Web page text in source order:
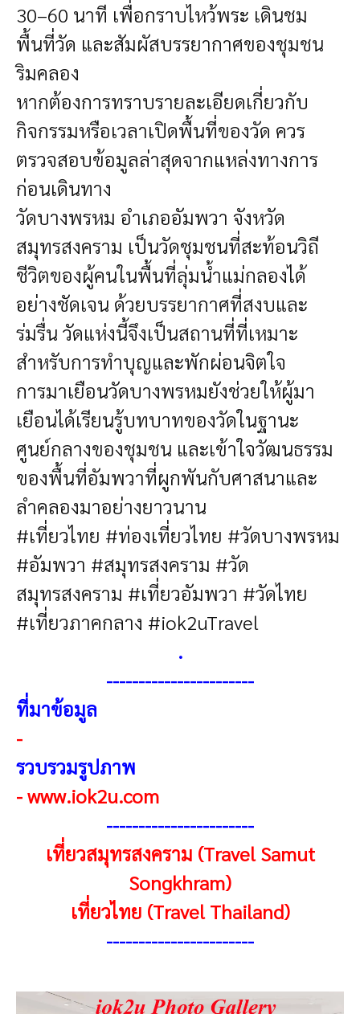
30–60 นาที เพื่อกราบไหว้พระ เดินชม
พื้นที่วัด และสัมผัสบรรยากาศของชุมชน
ริมคลอง
หากต้องการทราบรายละเอียดเกี่ยวกับ
กิจกรรมหรือเวลาเปิดพื้นที่ของวัด ควร
ตรวจสอบข้อมูลล่าสุดจากแหล่งทางการ
ก่อนเดินทาง
วัดบางพรหม อำเภออัมพวา จังหวัด
สมุทรสงคราม เป็นวัดชุมชนที่สะท้อนวิถี
ชีวิตของผู้คนในพื้นที่ลุ่มน้ำแม่กลองได้
อย่างชัดเจน ด้วยบรรยากาศที่สงบและ
ร่มรื่น วัดแห่งนี้จึงเป็นสถานที่ที่เหมาะ
สำหรับการทำบุญและพักผ่อนจิตใจ
การมาเยือนวัดบางพรหมยังช่วยให้ผู้มา
เยือนได้เรียนรู้บทบาทของวัดในฐานะ
ศูนย์กลางของชุมชน และเข้าใจวัฒนธรรม
ของพื้นที่อัมพวาที่ผูกพันกับศาสนาและ
ลำคลองมาอย่างยาวนาน
#เที่ยวไทย #ท่องเที่ยวไทย #วัดบางพรหม
#อัมพวา #สมุทรสงคราม #วัด
สมุทรสงคราม #เที่ยวอัมพวา #วัดไทย
#เที่ยวภาคกลาง #iok2uTravel
.
-----------------------
ที่มาข้อมูล
-
รวบรวมรูปภาพ
-www.iok2u.com
-----------------------
เที่ยวสมุทรสงคราม (Travel Samut
Songkhram)
เที่ยวไทย (Travel Thailand)
-----------------------